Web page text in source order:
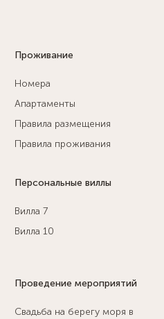
Проживание
Номера
Апартаменты
Правила размещения
Правила проживания
Персональные виллы
Вилла 7
Вилла 10
Проведение мероприятий
Свадьба на берегу моря в